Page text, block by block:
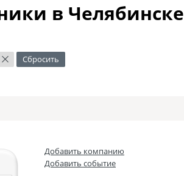
в Челябинске
× Сбросить
Добавить компанию
Добавить событие